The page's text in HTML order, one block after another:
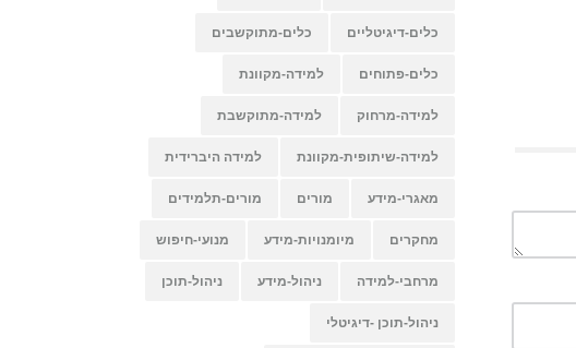
כלים-דיגיטליים כלים-מתוקשבים
כלים-פתוחים למידה-מקוונת
למידה-מרחוק למידה-מתוקשבת
למידה-שיתופית-מקוונת למידה היברידית
מאגרי-מידע מורים מורים-תלמידים
מחקרים מיומנויות-מידע מנועי-חיפוש
מרחבי-למידה ניהול-מידע ניהול-תוכן
ניהול-תוכן -דיגיטלי